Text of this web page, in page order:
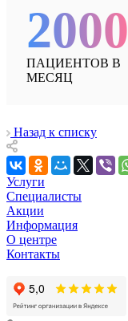
2000
ПАЦИЕНТОВ В
МЕСЯЦ
Назад к списку
Услуги
Специалисты
Акции
Информация
О центре
Контакты